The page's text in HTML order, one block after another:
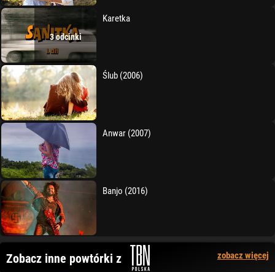
3 odcinki
Karetka
Ślub (2006)
Anwar (2007)
Banjo (2016)
Zobacz inne powtórki z zobacz więcej